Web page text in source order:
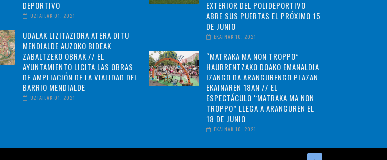
DEPORTIVO
UZTAILAK 01, 2021
UDALAK LIZITAZIORA ATERA DITU
MENDIALDE AUZOKO BIDEAK
ZABALTZEKO OBRAK // EL
AYUNTAMIENTO LICITA LAS OBRAS
DE AMPLIACIÓN DE LA VIALIDAD DEL
BARRIO MENDIALDE
UZTAILAK 01, 2021
EXTERIOR DEL POLIDEPORTIVO
ABRE SUS PUERTAS EL PRÓXIMO 15
DE JUNIO
EKAINAK 10, 2021
“MATRAKA MA NON TROPPO”
HAURRENTZAKO DOAKO EMANALDIA
IZANGO DA ARANGURENGO PLAZAN
EKAINAREN 18AN // EL
ESPECTÁCULO “MATRAKA MA NON
TROPPO” LLEGA A ARANGUREN EL
18 DE JUNIO
EKAINAK 10, 2021